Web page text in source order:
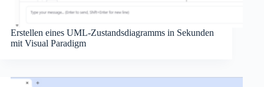
Erstellen eines UML-Zustandsdiagramms in Sekunden
mit Visual Paradigm